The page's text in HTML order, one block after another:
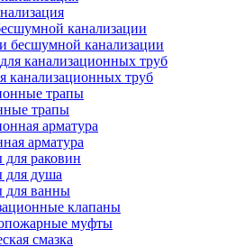
канализации
бесшумной канализации
канализационных труб
трапы
арматура
раковин
душа
ванны
клапаны
муфты